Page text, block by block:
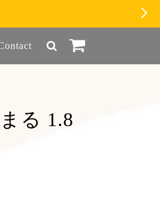
る 1.8